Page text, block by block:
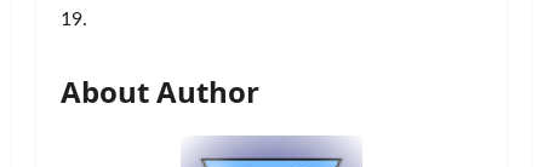
19.
About Author